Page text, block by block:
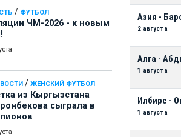
/ ФУТБОЛ
ЧМ-2026 - к новым
/ ЖЕНСКИЙ ФУТБОЛ
из Кыргызстана
сыграла в
Азия -
2 августа
Алга -
1 августа
Илбирс -
1 августа